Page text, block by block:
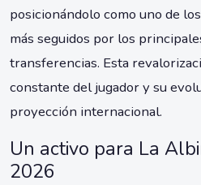
posicionándolo como uno de
más seguidos por los
transferencias. Esta
constante del jugador y su
proyección internacional.
Un activo para La
2026